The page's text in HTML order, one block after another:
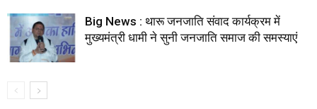
Big News : थारू जनजाति संवाद कार्यक्रम में
मुख्यमंत्री धामी ने सुनी जनजाति समाज की समस्याएं